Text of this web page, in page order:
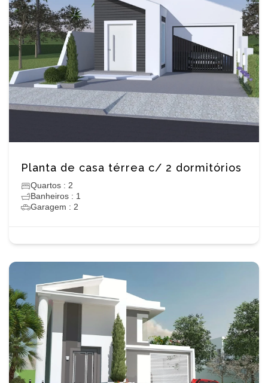
Planta de casa térrea c/ 2 dormitórios
Quartos : 2
Banheiros : 1
Garagem : 2